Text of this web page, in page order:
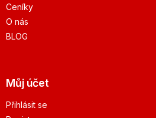
Ceníky
O nás
BLOG
Můj účet
Přihlásit se